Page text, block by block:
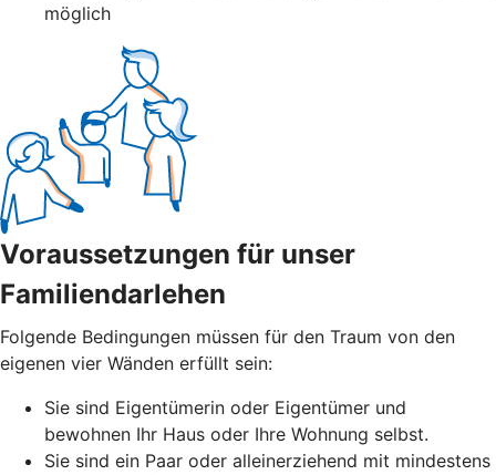
möglich
Voraussetzungen für unser
Familiendarlehen
Folgende Bedingungen müssen für den Traum von den
eigenen vier Wänden erfüllt sein:
Sie sind Eigentümerin oder Eigentümer und
bewohnen Ihr Haus oder Ihre Wohnung selbst.
Sie sind ein Paar oder alleinerziehend mit mindestens